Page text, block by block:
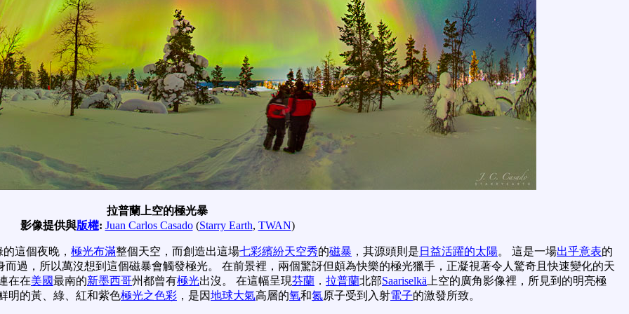
拉普蘭上空的極光暴
影像提供與版權: Juan Carlos Casado(Starry Earth, TWAN)
這個夜晚， 極光布滿整個天空，而創造出這場七彩繽紛天空秀的磁暴 ，其源頭則是 日益活躍的太陽。 這是一場出乎意表的
而過，所以萬沒想到這個磁暴會觸發極光。 在前景裡，兩個驚訝但頗為快樂的極光獵手，正凝視著令人驚奇且快速變化的天
在在美國最南的新墨西哥州都曾有極光出沒。 在這幅呈現芬蘭 ． 拉普蘭北部Saariselkä 上空的廣角影像裡，所見到的明亮極
明的黃、綠、紅和紫色極光之色彩 ，是因地球大氣高層的氧和氮原子受到入射電子的激發所致。